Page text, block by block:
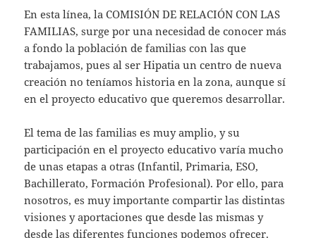
En esta línea, la COMISIÓN DE RELACIÓN CON LAS
FAMILIAS, surge por una necesidad de conocer más
a fondo la población de familias con las que
trabajamos, pues al ser Hipatia un centro de nueva
creación no teníamos historia en la zona, aunque sí
en el proyecto educativo que queremos desarrollar.
El tema de las familias es muy amplio, y su
participación en el proyecto educativo varía mucho
de unas etapas a otras (Infantil, Primaria, ESO,
Bachillerato, Formación Profesional). Por ello, para
nosotros, es muy importante compartir las distintas
visiones y aportaciones que desde las mismas y
desde las diferentes funciones podemos ofrecer.